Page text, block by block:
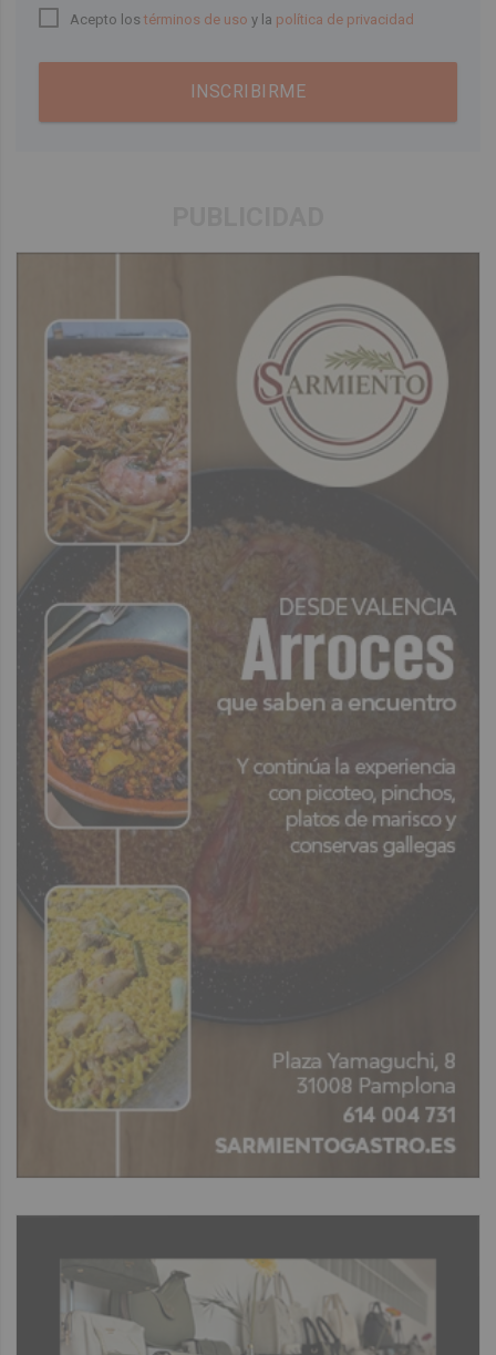
Acepto lostérminos de uso y la política de privacidad
INSCRIBIRME